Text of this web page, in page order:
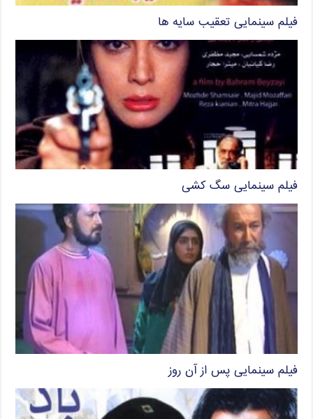
فیلم سینمایی تعقیب سایه ها
فیلم سینمایی سگ کشی
فیلم سینمایی پس از آن روز